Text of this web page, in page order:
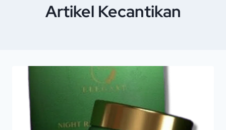
Artikel Kecantikan